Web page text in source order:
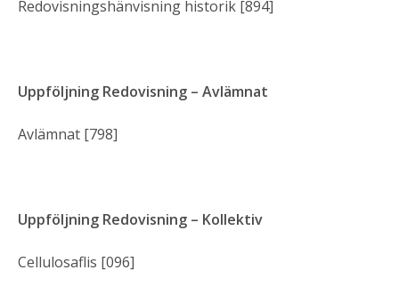
Redovisningshänvisning historik [894]
Uppföljning Redovisning – Avlämnat
Avlämnat [798]
Uppföljning Redovisning – Kollektiv
Cellulosaflis [096]